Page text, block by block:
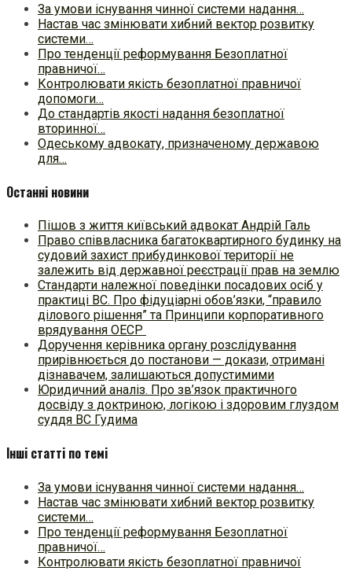
За умови існування чинної системи надання…
Настав час змінювати хибний вектор розвитку
системи…
Про тенденції реформування Безоплатної
правничої…
Контролювати якість безоплатної правничої
допомоги…
До стандартів якості надання безоплатної
вторинної…
Одеському адвокату, призначеному державою
для…
Останні новини
Пішов з життя київський адвокат Андрій Галь
Право співвласника багатоквартирного будинку на
судовий захист прибудинкової території не
залежить від державної реєстрації прав на землю
Стандарти належної поведінки посадових осіб у
практиці ВC. Про фідуціарні обов’язки, “правило
ділового рішення” та Принципи корпоративного
врядування ОЕСР
Доручення керівника органу розслідування
прирівнюється до постанови — докази, отримані
дізнавачем, залишаються допустимими
Юридичний аналіз. Про зв’язок практичного
досвіду з доктриною, логікою і здоровим глуздом
суддя ВС Гудима
Інші статті по темі
За умови існування чинної системи надання…
Настав час змінювати хибний вектор розвитку
системи…
Про тенденції реформування Безоплатної
правничої…
Контролювати якість безоплатної правничої